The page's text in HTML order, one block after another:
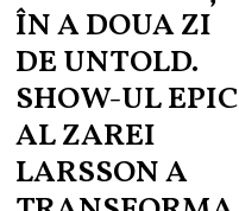
ÎN A DOUA ZI
DE UNTOLD.
SHOW-UL EPIC
AL ZAREI
LARSSON A